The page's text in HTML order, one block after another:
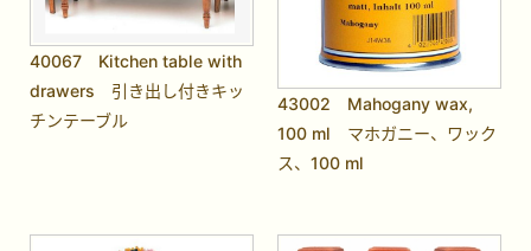
40067 Kitchen table with
drawers 引き出し付きキッ
チンテーブル
43002 Mahogany wax,
100 ml マホガニー、ワック
ス、100 ml